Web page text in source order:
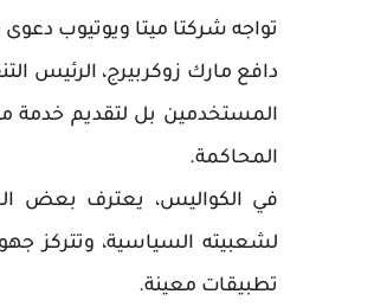
تواجه شركتا ميتا ويوتيوب دعوى
دافع مارك زوكربيرج، الرئيس
المستخدمين بل لتقديم
المحاكمة.
في الكواليس، يعترف بعض
لشعبيته السياسية، وتتركز
تطبيقات معينة.